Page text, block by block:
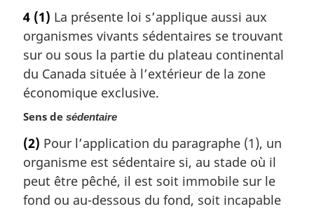
:
t
e
m
a
g
i
a
l
e
:
4 (1) La présente loi s’applique aussi aux
organismes vivants sédentaires se trouvant
sur ou sous la partie du plateau continental
du Canada située à l’extérieur de la zone
économique exclusive.
Sens de sédentaire
(2) Pour l’application du paragraphe (1), un
organisme est sédentaire si, au stade où il
peut être pêché, il est soit immobile sur le
fond ou au-dessous du fond, soit incapable